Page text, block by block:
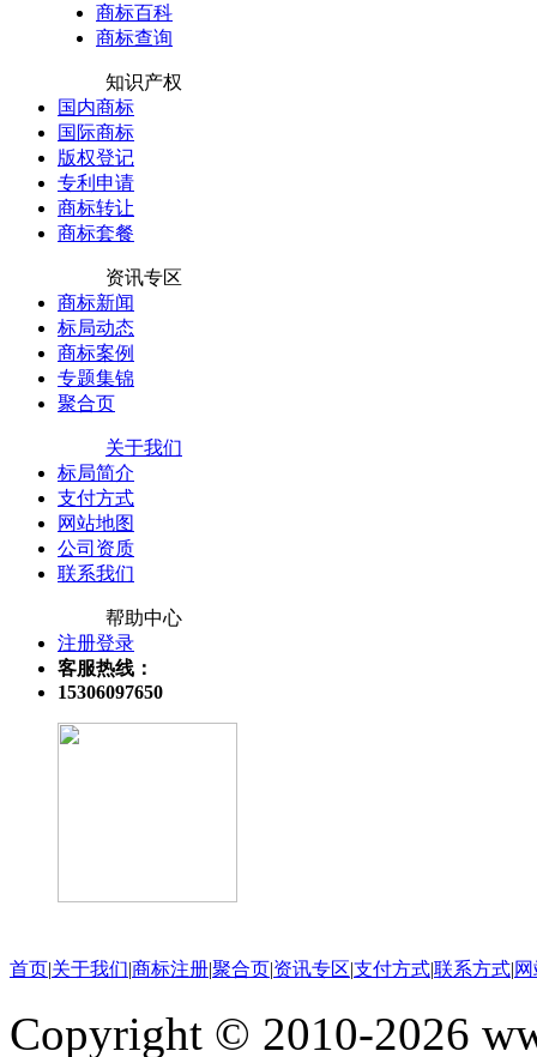
商标百科
商标查询
知识产权
国内商标
国际商标
版权登记
专利申请
商标转让
商标套餐
资讯专区
商标新闻
标局动态
商标案例
专题集锦
聚合页
关于我们
标局简介
支付方式
网站地图
公司资质
联系我们
帮助中心
注册登录
客服热线：
15306097650
首页|关于我们|商标注册|聚合页|资讯专区|支付方式|联系方式|
Copyright © 2010-2026